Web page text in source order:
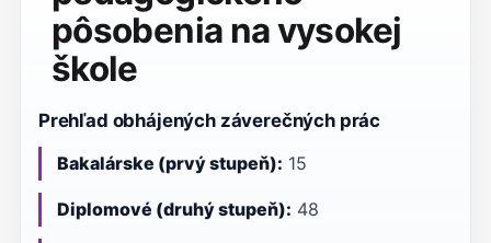
pôsobenia na vysokej
škole
Prehľad obhájených záverečných prác
Bakalárske (prvý stupeň): 15
Diplomové (druhý stupeň): 48